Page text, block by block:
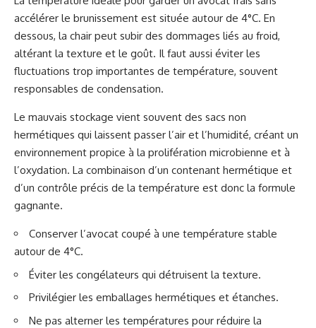
accélérer le brunissement est située autour de 4°C. En
dessous, la chair peut subir des dommages liés au froid,
altérant la texture et le goût. Il faut aussi éviter les
fluctuations trop importantes de température, souvent
responsables de condensation.
Le mauvais stockage vient souvent des sacs non
hermétiques qui laissent passer l’air et l’humidité, créant un
environnement propice à la prolifération microbienne et à
l’oxydation. La combinaison d’un contenant hermétique et
d’un contrôle précis de la température est donc la formule
gagnante.
Conserver l’avocat coupé à une température stable
autour de 4°C.
Éviter les congélateurs qui détruisent la texture.
Privilégier les emballages hermétiques et étanches.
Ne pas alterner les températures pour réduire la